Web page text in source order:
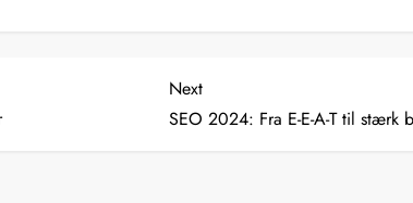
Next
Post
Next
SEO 2024: Fra E-E-A-T til stærk